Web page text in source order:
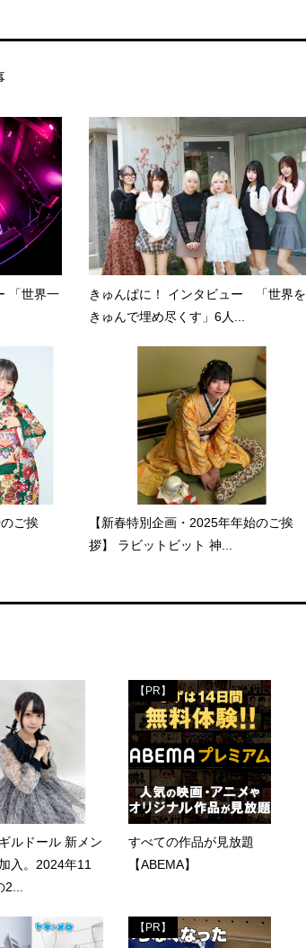
「世界一
きゅんぱに！ インタビュー 「世界を
きゅんで埋め尽くす」6人...
ご挨
【新春特別企画・2025年年始のご挨
拶】 ラビットビット 神...
ルドール 新メン
入。2024年11
2...
【PR】
すべての作品が見放題
【ABEMA】
【PR】